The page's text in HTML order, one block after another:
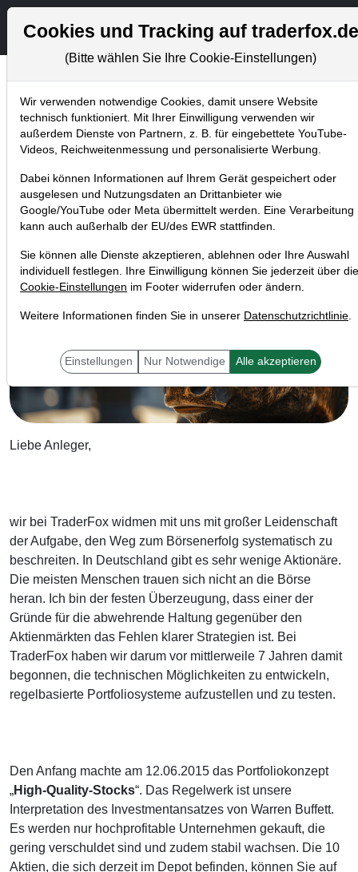
Aktien- und
Aktuelles
Home Blog Aktuelles
Aktien sind im Erfolgsdepot (100 %
Rendite in 4 Jahren)
Liebe Anleger,
wir bei TraderFox widmen mit uns mit großer Leidenschaft
der Aufgabe, den Weg zum Börsenerfolg systematisch zu
beschreiten. In Deutschland gibt es sehr wenige Aktionäre.
Die meisten Menschen trauen sich nicht an die Börse
heran. Ich bin der festen Überzeugung, dass einer der
Gründe für die abwehrende Haltung gegenüber den
Aktienmärkten das Fehlen klarer Strategien ist. Bei
TraderFox haben wir darum vor mittlerweile 7 Jahren damit
begonnen, die technischen Möglichkeiten zu entwickeln,
regelbasierte Portfoliosysteme aufzustellen und zu testen.
Den Anfang machte am 12.06.2015 das Portfoliokonzept
„High-Quality-Stocks“. Das Regelwerk ist unsere
Interpretation des Investmentansatzes von Warren Buffett.
Es werden nur hochprofitable Unternehmen gekauft, die
gering verschuldet sind und zudem stabil wachsen. Die 10
Aktien, die sich derzeit im Depot befinden, können Sie auf
Cookies und Tracking auf traderfox.de
(Bitte wählen Sie Ihre Cookie-Einstellungen)
Wir verwenden notwendige Cookies, damit unsere Website
technisch funktioniert. Mit Ihrer Einwilligung verwenden wir
außerdem Dienste von Partnern, z. B. für eingebettete YouTube-
Videos, Reichweitenmessung und personalisierte Werbung.
Dabei können Informationen auf Ihrem Gerät gespeichert oder
ausgelesen und Nutzungsdaten an Drittanbieter wie
Google/YouTube oder Meta übermittelt werden. Eine Verarbeitung
kann auch außerhalb der EU/des EWR stattfinden.
Sie können alle Dienste akzeptieren, ablehnen oder Ihre Auswahl
individuell festlegen. Ihre Einwilligung können Sie jederzeit über die
Cookie-Einstellungen im Footer widerrufen oder ändern.
Weitere Informationen finden Sie in unserer Datenschutzrichtlinie.
Einstellungen Nur Notwendige Alle akzeptieren